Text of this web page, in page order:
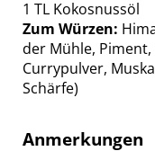
1 TL Kokosnussöl
Zum Würzen:
der Mühle,
Currypulver,
Schärfe)
Anmerkungen